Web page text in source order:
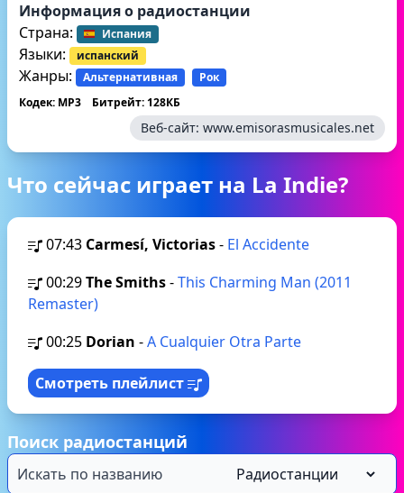
Информация о радиостанции
Страна:
Испания
Языки: испанский
Жанры: Альтернативная
Рок
Кодек: MP3
Битрейт: 128КБ
Веб-сайт: www.emisorasmusicales.net
Что сейчас играет на La Indie?
07:43 Carmesí, Victorias- El Accidente
00:29The Smiths-This Charming Man (2011
Remaster)
00:25 Dorian -A Cualquier Otra Parte
Смотреть плейлист
Поиск радиостанций